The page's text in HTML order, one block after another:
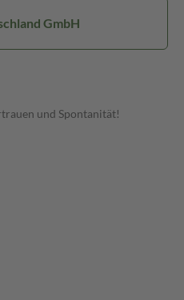
GmbH
und Spontanität!